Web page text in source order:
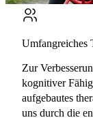
Umfangreiches
Zur
kognitiver
aufgebautes
uns durch die